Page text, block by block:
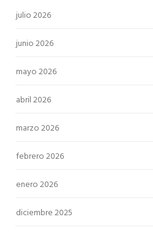
julio 2026
junio 2026
mayo 2026
abril 2026
marzo 2026
febrero 2026
enero 2026
diciembre 2025